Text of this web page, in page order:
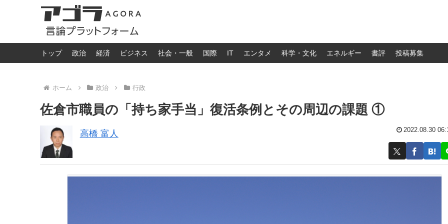
トップ 政治 経済 ビジネス 社会・一般 国際 IT エンタメ 科学・文化 エネルギー 書評 投稿募集
ホーム 政治 行政
佐倉市職員の「持ち家手当」復活条例とその周辺の課題 ①
高橋 富人 2022.08.30